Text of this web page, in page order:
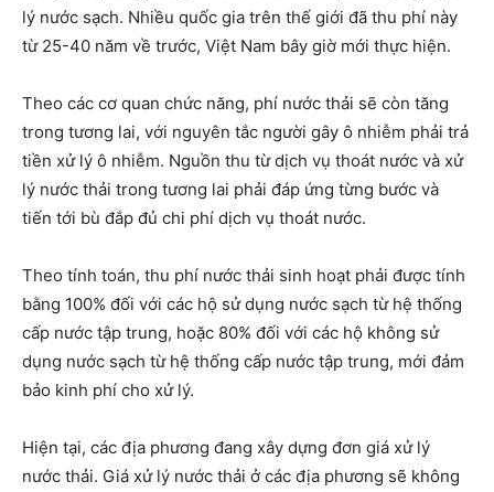
lý nước sạch. Nhiều quốc gia trên thế giới đã thu phí này
từ 25-40 năm về trước, Việt Nam bây giờ mới thực hiện.
Theo các cơ quan chức năng, phí nước thải sẽ còn tăng
trong tương lai, với nguyên tắc người gây ô nhiễm phải trả
tiền xử lý ô nhiễm. Nguồn thu từ dịch vụ thoát nước và xử
lý nước thải trong tương lai phải đáp ứng từng bước và
tiến tới bù đắp đủ chi phí dịch vụ thoát nước.
Theo tính toán, thu phí nước thải sinh hoạt phải được tính
bằng 100% đối với các hộ sử dụng nước sạch từ hệ thống
cấp nước tập trung, hoặc 80% đối với các hộ không sử
dụng nước sạch từ hệ thống cấp nước tập trung, mới đảm
bảo kinh phí cho xử lý.
Hiện tại, các địa phương đang xây dựng đơn giá xử lý
nước thải. Giá xử lý nước thải ở các địa phương sẽ không